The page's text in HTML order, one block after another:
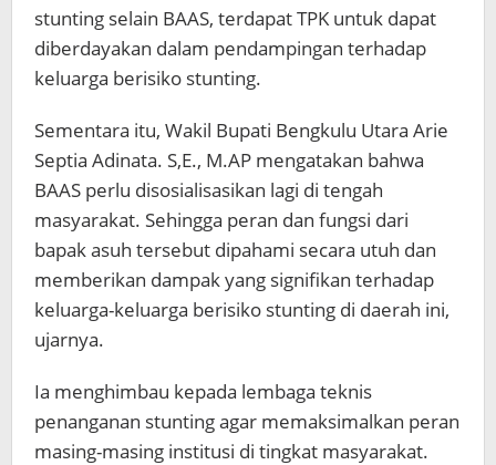
stunting selain BAAS, terdapat TPK untuk dapat
diberdayakan dalam pendampingan terhadap
keluarga berisiko stunting.
Sementara itu, Wakil Bupati Bengkulu Utara Arie
Septia Adinata. S,E., M.AP mengatakan bahwa
BAAS perlu disosialisasikan lagi di tengah
masyarakat. Sehingga peran dan fungsi dari
bapak asuh tersebut dipahami secara utuh dan
memberikan dampak yang signifikan terhadap
keluarga-keluarga berisiko stunting di daerah ini,
ujarnya.
Ia menghimbau kepada lembaga teknis
penanganan stunting agar memaksimalkan peran
masing-masing institusi di tingkat masyarakat.